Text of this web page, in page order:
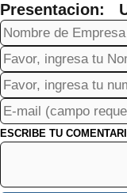
Presentacion:
ESCRIBE TU